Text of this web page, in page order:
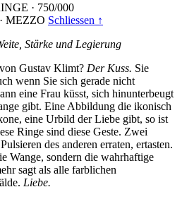
· 750/000
· MEZZO Schliessen ↑
Stärke und Legierung
Gustav Klimt? Der Kuss. Sie
wenn Sie sich gerade nicht
eine Frau küsst, sich hinunterbeugt
gibt. Eine Abbildung die ikonisch
eine Urbild der Liebe gibt, so ist
Ringe sind diese Geste. Zwei
des anderen erraten, ertasten.
Wange, sondern die wahrhaftige
sagt als alle farblichen
Liebe.